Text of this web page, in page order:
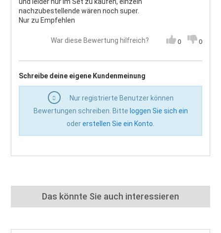
nachzubestellende wären noch super.
Nur zu Empfehlen
War diese Bewertung hilfreich? 0 0
Schreibe deine eigene Kundenmeinung
Nur registrierte Benutzer können
Bewertungen schreiben. Bitte loggen Sie sich ein
odererstellen Sie ein Konto.
Das könnte Sie auch interessieren